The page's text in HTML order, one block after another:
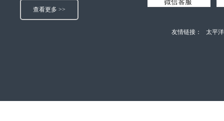
查看更多 >>
友情链接： 太平